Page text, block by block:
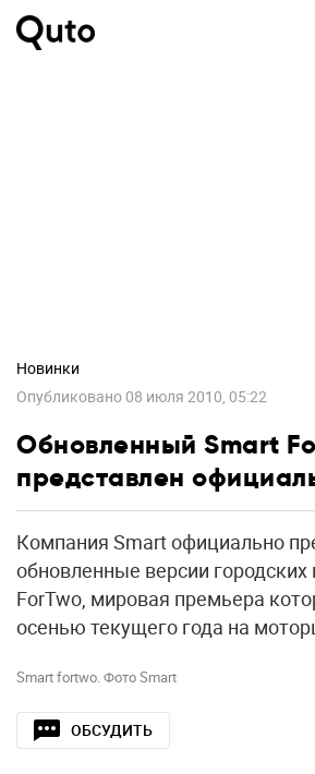
Новинки
Опубликовано 08 июля 2010, 05:22
Обновленный Smart
представлен
Компания Smart официально
обновленные версии
ForTwo, мировая премьера
осенью текущего года на
Smart fortwo. Фото Smart
ОБСУДИТЬ